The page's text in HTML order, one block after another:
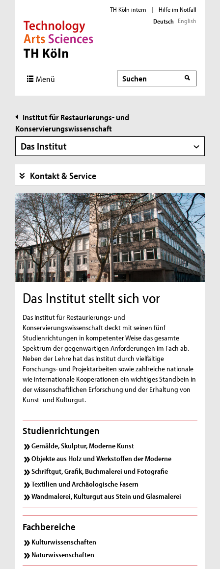
Direkt zur Hauptnavigation
Direkt zur Subnavigation
Direkt zum Inhalt
Direkt zum Fußbereich
TH Köln intern |
Hilfe im Notfall
Deutsch English
Menü Suche
Suche
Institut für Restaurierungs- und
Konservierungswissenschaft
Das Institut
Kontakt & Service
Das Institut stellt sich vor
Das Institut für Restaurierungs- und
Konservierungswissenschaft deckt mit seinen fünf
Studienrichtungen in kompetenter Weise das gesamte
Spektrum der gegenwärtigen Anforderungen im Fach ab.
Neben der Lehre hat das Institut durch vielfältige
Forschungs- und Projektarbeiten sowie zahlreiche nationale
wie internationale Kooperationen ein wichtiges Standbein in
der wissenschaftlichen Erforschung und der Erhaltung von
Kunst- und Kulturgut.
Studienrichtungen
Gemälde, Skulptur, Moderne Kunst
Objekte aus Holz und Werkstoffen der Moderne
Schriftgut, Grafik, Buchmalerei und Fotografie
Textilien und Archäologische Fasern
Wandmalerei, Kulturgut aus Stein und Glasmalerei
Fachbereiche
Kulturwissenschaften
Naturwissenschaften